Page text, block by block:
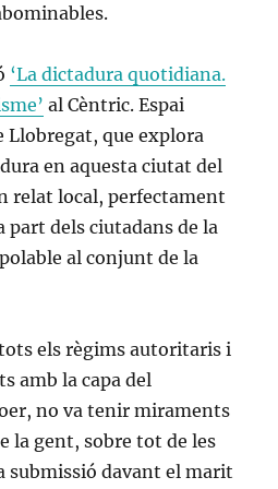
‘La dictadura quotidiana.
al Cèntric. Espai
Llobregat, que explora
en aquesta ciutat del
relat local, perfectament
dels ciutadans de la
al conjunt de la
els règims autoritaris i
amb la capa del
no va tenir miraments
la gent, sobre tot de les
submissió davant el marit